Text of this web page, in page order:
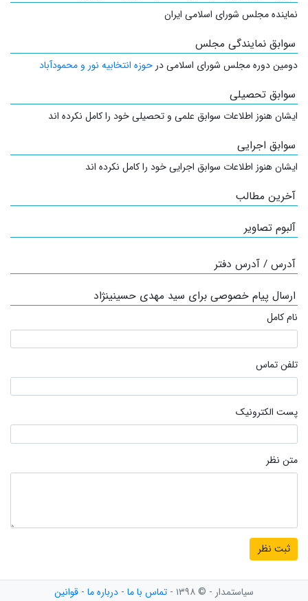
نماینده مجلس شورای اسلامی ایران
سوابق نمایندگی مجلس
دومین دوره مجلس شورای اسلامی در حوزه انتخابیه نور و محمودآباد
سوابق تحصیلی
ایشان هنوز اطلاعات سوابق علمی و تحصیلی خود را کامل نکرده اند
سوابق اجرایی
ایشان هنوز اطلاعات سوابق اجرایی خود را کامل نکرده اند
آخرین مطالب
آلبوم تصاویر
آدرس / آدرس دفتر
ارسال پیام خصوصی برای سید مهدی حسینینژاد
نام کامل
تلفن تماس
پست الکترونیک
متن نظر
سیاستمدار - © ۱۳۹۸ - تماس با ما - درباره ما - قوانین